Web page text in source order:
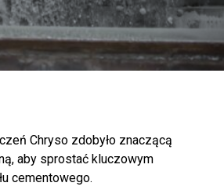
Chryso zdobyło znaczącą
aby sprostać kluczowym
cementowego.